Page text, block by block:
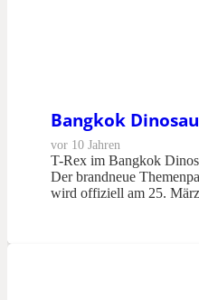
Bangkok
vor 10 Jahren
T-Rex im Bangkok
Der brandneue
wird offiziell am 25.